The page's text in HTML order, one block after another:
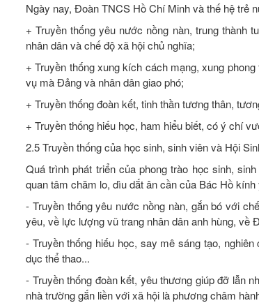
Ngày nay, Đoàn TNCS Hồ Chí Minh và thế hệ trẻ
+ Truyền thống yêu nước nồng nàn, trung
nhân dân và chế độ xã hội chủ nghĩa;
+ Truyền thống xung kích cách mạng, xung
vụ mà Đảng và nhân dân giao phó;
+ Truyền thống đoàn kết, tinh thần tương thân,
+ Truyền thống hiếu học, ham hiểu biết, có ý chí
2.5 Truyền thống của học sinh, sinh viên và Hội
Quá trình phát triển của phong trào học sinh,
quan tâm chăm lo, dìu dắt ân cần của Bác Hồ
- Truyền thống yêu nước nồng nàn, gắn bó với
yêu, về lực lượng vũ trang nhân dân anh hùng, về
- Truyền thống hiếu học, say mê sáng tạo,
dục thể thao...
- Truyền thống đoàn kết, yêu thương giúp đỡ lẫn
nhà trường gắn liền với xã hội là phương châm